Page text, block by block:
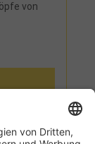
von